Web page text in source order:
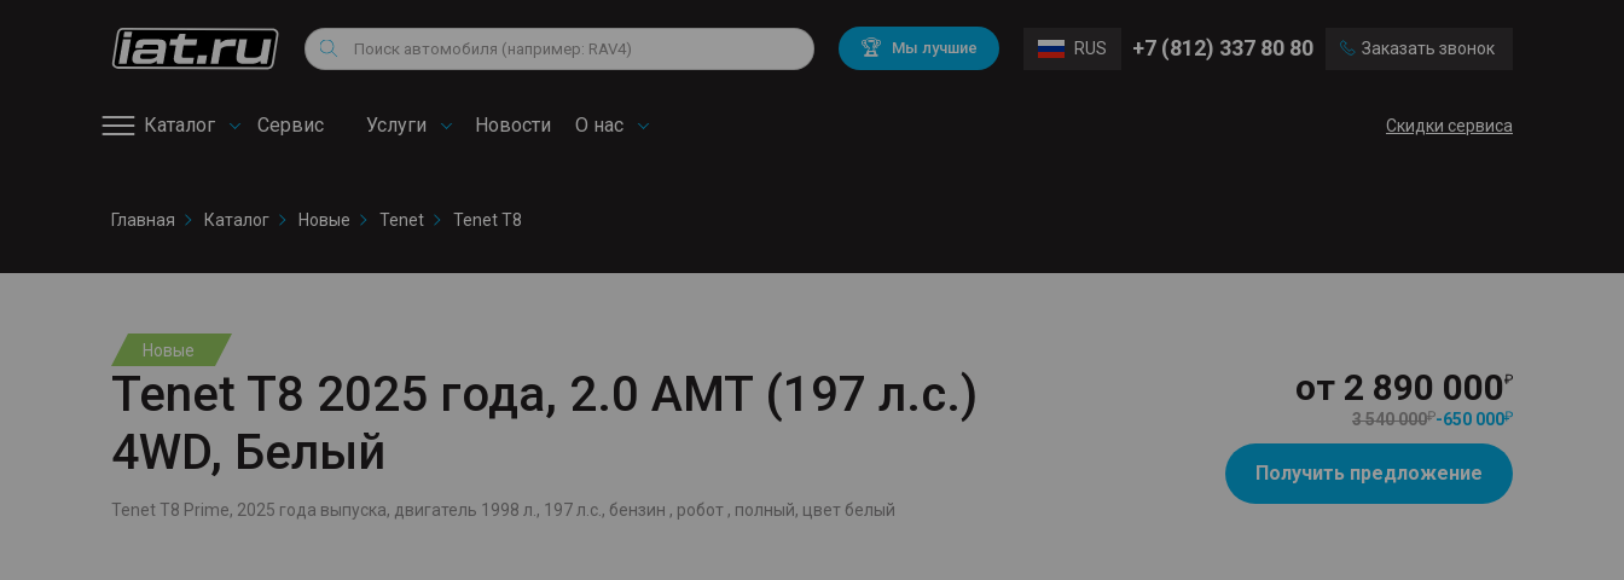
Поиск 🏆 Мы лучшие RUS +7 (812) 337 80 80 Заказать звонок
Каталог Сервис
сервис
Услуги Новости О нас Скидки сервиса
Снегоходы
Квадроциклы
Volkswagen
Mitsubishi BMW
Audi
Chevrolet Mercedes Benz
Главная Каталог Новые Tenet Tenet T8
Новые
Tenet T8 2025 года, 2.0 AMT (197 л.с.)
4WD, Белый
Tenet T8 Prime, 2025 года выпуска, двигатель 1998 л., 197 л.с., бензин , робот , полный, цвет белый
от 2 890 000
3 540 000 -650 000
Получить предложение